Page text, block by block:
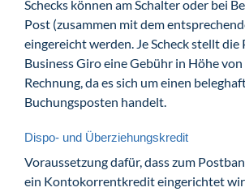
Schecks können am Schalter oder bei
Post (zusammen mit dem
eingereicht werden. Je Scheck stellt die
Business Giro eine Gebühr in Höhe von
Rechnung, da es sich um einen
Buchungsposten handelt.
Dispo- und Überziehungskredit
Voraussetzung dafür, dass zum
ein Kontokorrentkredit eingerichtet